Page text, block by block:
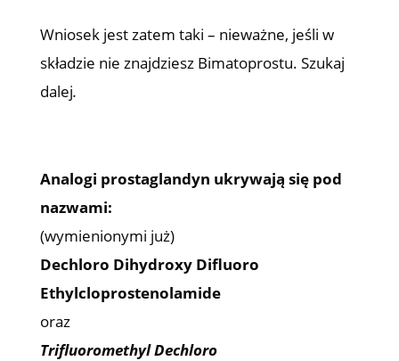
Wniosek jest zatem taki – nieważne, jeśli w
składzie nie znajdziesz Bimatoprostu. Szukaj
dalej.
Analogi prostaglandyn ukrywają się pod
nazwami:
(wymienionymi już)
Dechloro Dihydroxy Difluoro
Ethylcloprostenolamide
oraz
Trifluoromethyl Dechloro